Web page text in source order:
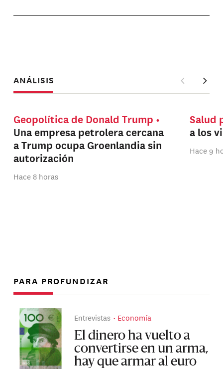
ANÁLISIS
Geopolítica de Donald Trump
Una empresa petrolera cercana
a Trump ocupa Groenlandia sin
autorización
Hace 8 horas
Salud
a los
Hace 9
PARA PROFUNDIZAR
Entrevistas Economía
El dinero ha vuelto a
convertirse en un arma,
hay que armar al euro